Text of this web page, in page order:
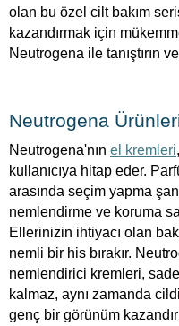
olan bu özel cilt bakım
kazandırmak için
Neutrogena ile tanıştırın
Neutrogena
Neutrogena'nın el kremleri
kullanıcıya hitap eder.
arasında seçim yapma
nemlendirme ve koruma
Ellerinizin ihtiyacı olan
nemli bir his bırakır.
nemlendirici kremleri,
kalmaz, aynı zamanda
genç bir görünüm